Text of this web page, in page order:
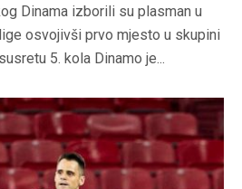
Dinama izborili su plasman u
osvojivši prvo mjesto u skupini
5. kola Dinamo je...